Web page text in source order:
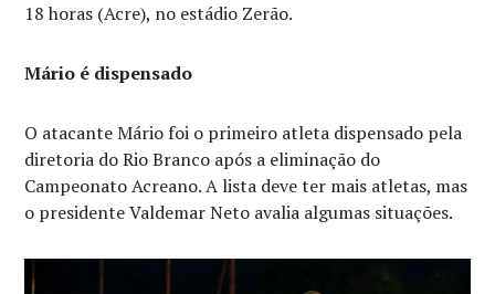
18 horas (Acre), no estádio Zerão.
Mário é dispensado
O atacante Mário foi o primeiro atleta dispensado pela
diretoria do Rio Branco após a eliminação do
Campeonato Acreano. A lista deve ter mais atletas, mas
o presidente Valdemar Neto avalia algumas situações.